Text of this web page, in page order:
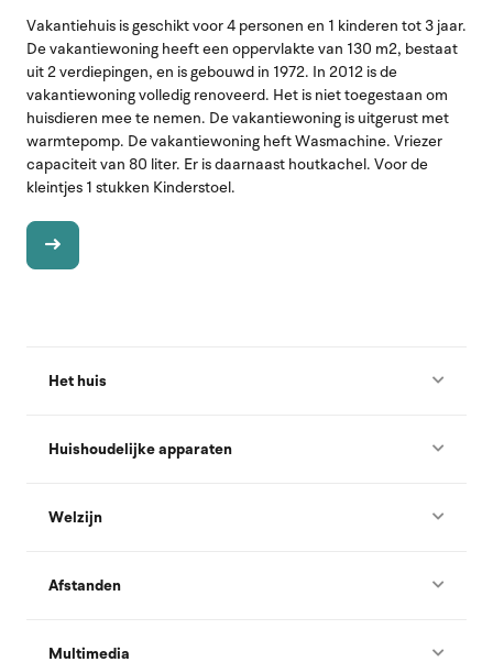
Vakantiehuis is geschikt voor 4 personen en 1 kinderen tot 3 jaar.
De vakantiewoning heeft een oppervlakte van 130 m2, bestaat
uit 2 verdiepingen, en is gebouwd in 1972. In 2012 is de
vakantiewoning volledig renoveerd. Het is niet toegestaan om
huisdieren mee te nemen. De vakantiewoning is uitgerust met
warmtepomp. De vakantiewoning heft Wasmachine. Vriezer
capaciteit van 80 liter. Er is daarnaast houtkachel. Voor de
kleintjes 1 stukken Kinderstoel.
Het huis
Huishoudelijke apparaten
Welzijn
Afstanden
Multimedia